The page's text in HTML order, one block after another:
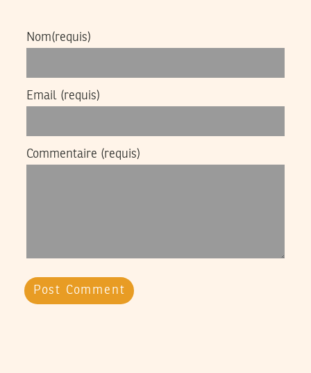
Nom(requis)
Email (requis)
Commentaire (requis)